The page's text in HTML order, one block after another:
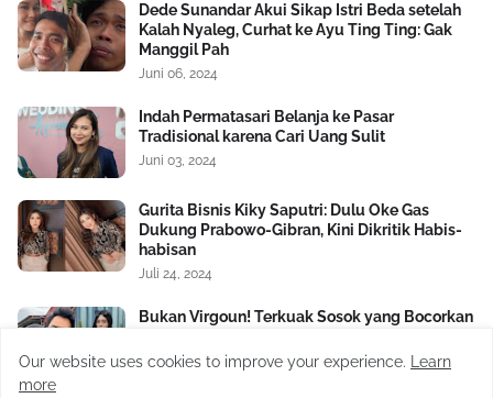
Dede Sunandar Akui Sikap Istri Beda setelah
Kalah Nyaleg, Curhat ke Ayu Ting Ting: Gak
Manggil Pah
Juni 06, 2024
Indah Permatasari Belanja ke Pasar
Tradisional karena Cari Uang Sulit
Juni 03, 2024
Gurita Bisnis Kiky Saputri: Dulu Oke Gas
Dukung Prabowo-Gibran, Kini Dikritik Habis-
habisan
Juli 24, 2024
Bukan Virgoun! Terkuak Sosok yang Bocorkan
Insanul Fahmi ke Mawa
Our website uses cookies to improve your experience.
Learn
more